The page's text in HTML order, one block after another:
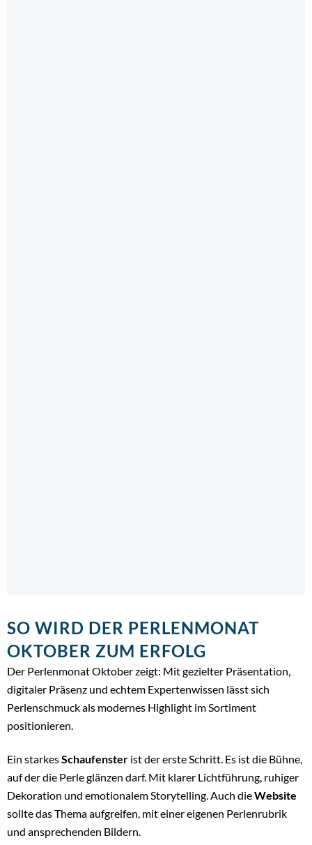
SO WIRD DER PERLENMONAT
OKTOBER ZUM ERFOLG
Der Perlenmonat Oktober zeigt: Mit gezielter Präsentation,
digitaler Präsenz und echtem Expertenwissen lässt sich
Perlenschmuck als modernes Highlight im Sortiment
positionieren.
Ein starkesSchaufenster ist der erste Schritt. Es ist die Bühne,
auf der die Perle glänzen darf. Mit klarer Lichtführung, ruhiger
Dekoration und emotionalem Storytelling. Auch dieWebsite
sollte das Thema aufgreifen, mit einer eigenen Perlenrubrik
und ansprechenden Bildern.